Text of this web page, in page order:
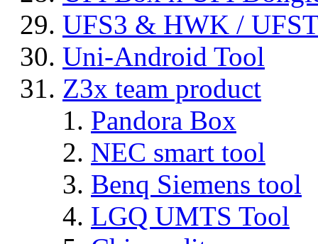
UFS3 & HWK /
Uni-Android Tool
Z3x team product
Pandora Box
NEC smart tool
Benq Siemens tool
LGQ UMTS Tool